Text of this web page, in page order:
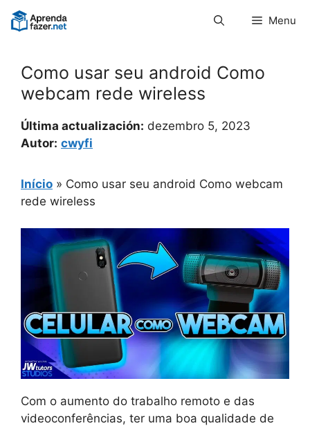
Pular
para
Menu
Como usar seu android Como
webcam rede wireless
Última actualización: dezembro 5, 2023
Autor: cwyfi
Início » Como usar seu android Como webcam
rede wireless
Com o aumento do trabalho remoto e das
videoconferências, ter uma boa qualidade de